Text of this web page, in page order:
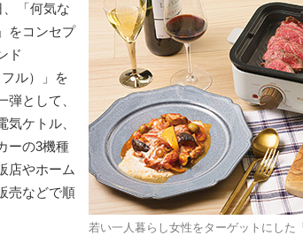
若い一人暮らし女性をターゲットにした
「何気な
をコンセプ
ド
フル）」を
弾として、
気ケトル、
ーの3機種
店やホーム
売などで順